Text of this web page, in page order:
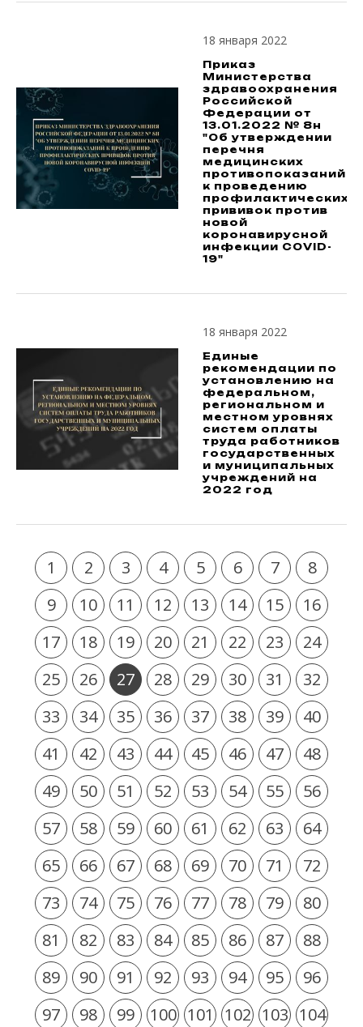
18 января 2022
Приказ
Министерства
здравоохранения
Российской
Федерации от
13.01.2022 № 8н
"Об утверждении
перечня
медицинских
противопоказаний
к проведению
профилактических
прививок против
новой
коронавирусной
инфекции СОVID-
19"
18 января 2022
Единые
рекомендации по
установлению на
федеральном,
региональном и
местном уровнях
систем оплаты
труда работников
государственных
и муниципальных
учреждений на
2022 год
1 2 3 4 5 6 7
8
9
10 11 12 13 14 15
16
17
18 19 20 21 22 23
24
25
26 27 28 29 30 31
32
33
34 35 36 37 38 39
40
41
42 43 44 45 46 47
48
49
50 51 52 53 54 55
56
57
58 59 60 61 62 63
64
65
66 67 68 69 70 71
72
73
74 75 76 77 78 79
80
81
82 83 84 85 86 87
88
89
90 91 92 93 94 95
96
97
98 99 100 101 102 103 104